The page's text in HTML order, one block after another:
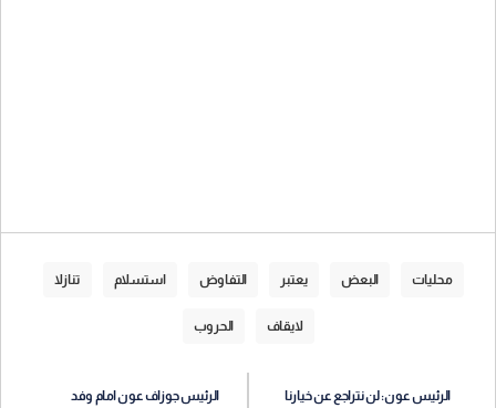
محليات البعض يعتبر التفاوض استسلام تنازلا
لايقاف الحروب
الرئيس عون: لن نتراجع عن خيارنا
الرئيس جوزاف عون امام وفد